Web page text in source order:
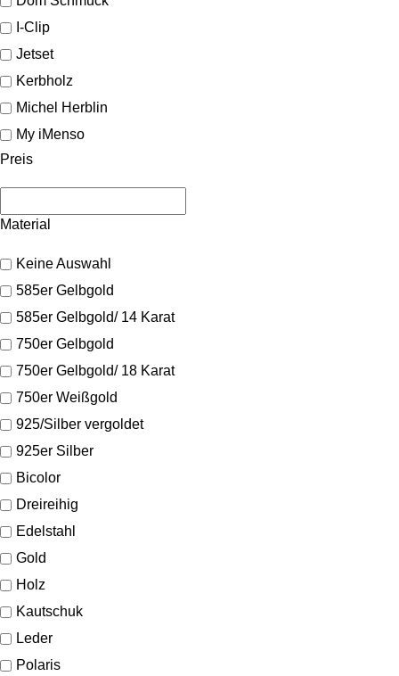
I-Clip
Jetset
Kerbholz
Michel Herblin
My iMenso
Preis
Material
Keine Auswahl
585er Gelbgold
585er Gelbgold/ 14 Karat
750er Gelbgold
750er Gelbgold/ 18 Karat
750er Weißgold
925/Silber vergoldet
925er Silber
Bicolor
Dreireihig
Edelstahl
Gold
Holz
Kautschuk
Leder
Polaris